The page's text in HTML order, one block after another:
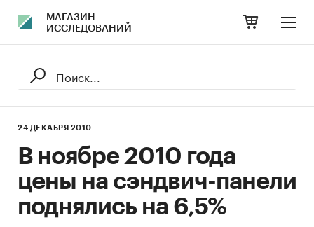
МАГАЗИН
ИССЛЕДОВАНИЙ
24 ДЕКАБРЯ 2010
В ноябре 2010 года
цены на сэндвич-панели
поднялись на 6,5%